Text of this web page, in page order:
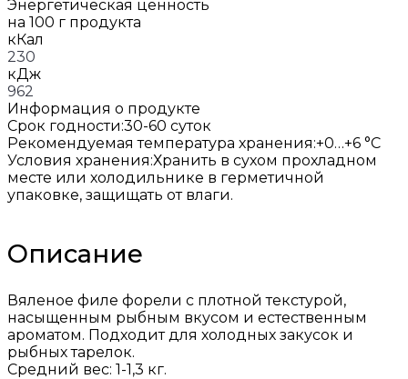
Энергетическая ценность
на 100 г продукта
кКал
230
кДж
962
Информация о продукте
Срок годности:30-60 суток
Рекомендуемая температура хранения:+0…+6 °C
Условия хранения:Хранить в сухом прохладном
месте или холодильнике в герметичной
упаковке, защищать от влаги.
Описание
Вяленое филе форели с плотной текстурой,
насыщенным рыбным вкусом и естественным
ароматом. Подходит для холодных закусок и
рыбных тарелок.
Средний вес: 1-1,3 кг.